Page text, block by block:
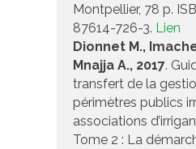
Montpellier, 78 p.
87614-726-3. Lien
Dionnet M.,
Mnajja A., 2017.
transfert de la
périmètres publics
associations
Tome 2 : La